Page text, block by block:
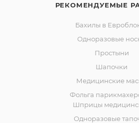
РЕКОМЕНДУЕМЫЕ
Бахилы в
Одноразовые
Простыни
Шапочки
Медицинские
Фольга
Шприцы
Одноразовые